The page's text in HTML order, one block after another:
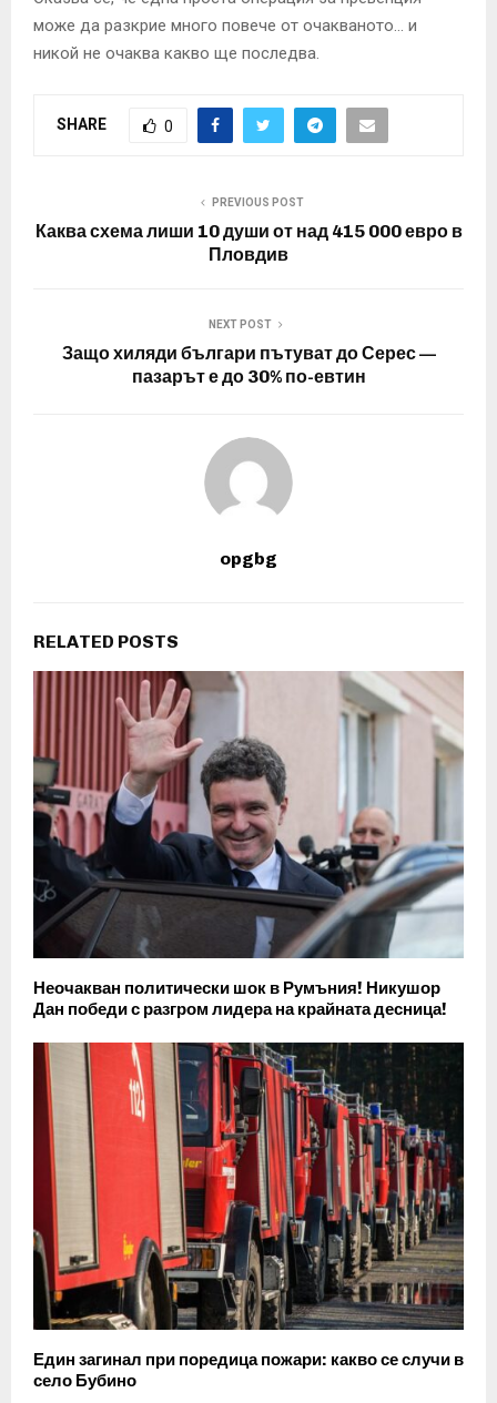
може да разкрие много повече от очакваното… и
никой не очаква какво ще последва.
SHARE 0
PREVIOUS POST
Каква схема лиши 10 души от над 415 000 евро в
Пловдив
NEXT POST
Защо хиляди българи пътуват до Серес —
пазарът е до 30% по-евтин
opgbg
RELATED POSTS
Неочакван политически шок в Румъния! Никушор
Дан победи с разгром лидера на крайната десница!
Един загинал при поредица пожари: какво се случи в
село Бубино